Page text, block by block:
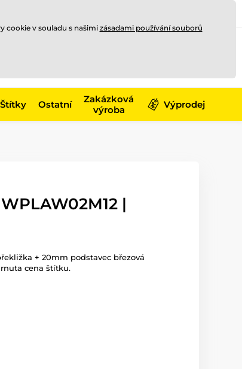
Štítky Ostatní
Zakázková
výroba
Výprodej
|
+ 20mm podstavec březová
cena štítku.
cookie v souladu s našimi zásadami používání souborů